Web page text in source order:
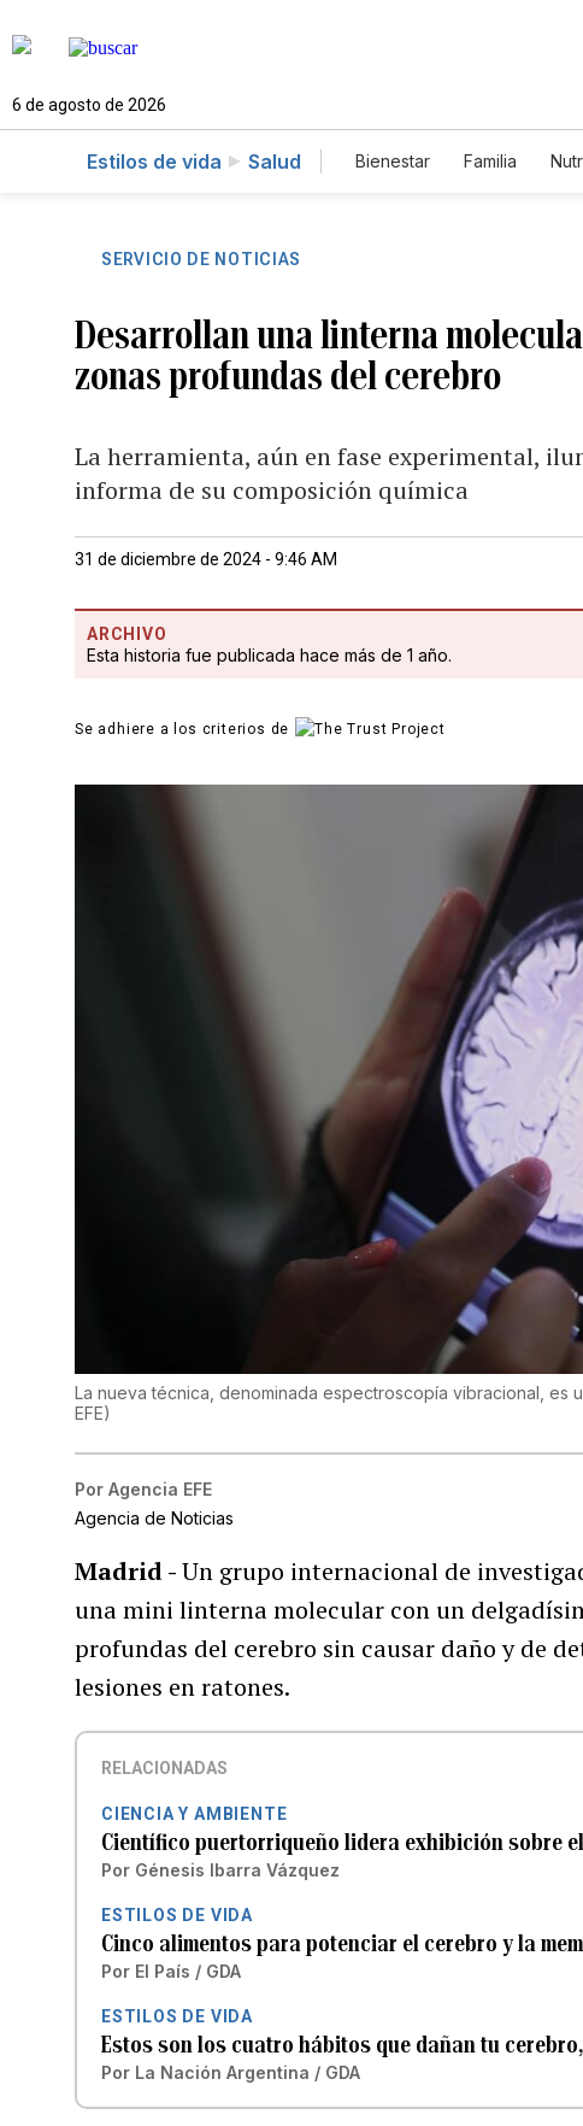
6 de agosto de 2026
Estilos de vida Salud Bienestar Familia
SERVICIO DE NOTICIAS
Desarrollan una linterna
zonas profundas del cerebro
La herramienta, aún en fase experimental,
informa de su composición química
31 de diciembre de 2024 - 9:46 AM
ARCHIVO
Esta historia fue publicada hace más de 1 año.
Se adhiere a los criterios de
La nueva técnica, denominada espectroscopía vibracional, es
EFE)
Por Agencia EFE
Agencia de Noticias
Madrid -Un grupo internacional de
una mini linterna molecular con un
profundas del cerebro sin causar daño y de
lesiones en ratones.
RELACIONADAS
CIENCIA Y AMBIENTE
Científico puertorriqueño lidera exhibición sobre
Por Génesis Ibarra Vázquez
ESTILOS DE VIDA
Cinco alimentos para potenciar el cerebro y la
Por El País / GDA
ESTILOS DE VIDA
Estos son los cuatro hábitos que dañan tu
Por La Nación Argentina / GDA